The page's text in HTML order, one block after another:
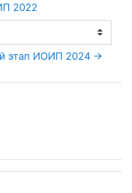
2022
этап ИОИП 2024 →